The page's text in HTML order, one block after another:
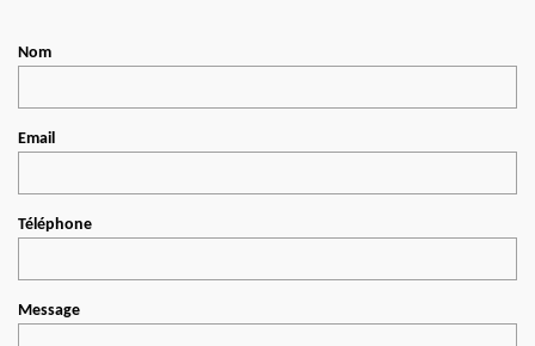
Nom
Email
Téléphone
Message